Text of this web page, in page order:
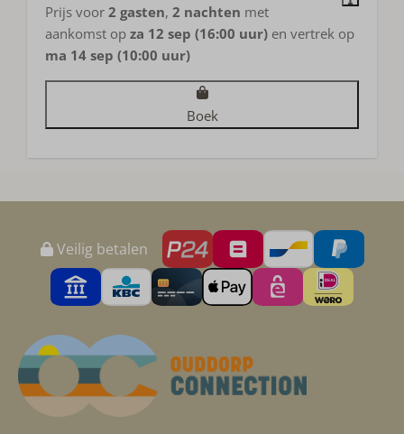
Prijs voor 2 gasten, 2 nachten met
aankomst op za 12 sep (16:00 uur) en vertrek op
ma 14 sep (10:00 uur)
Boek
Veilig betalen